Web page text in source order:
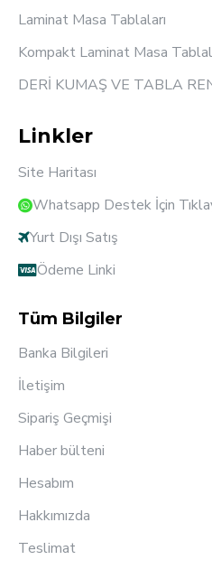
Laminat Masa Tablaları
Kompakt Laminat Masa
DERİ KUMAŞ VE TABLA
Linkler
Site Haritası
Whatsapp Destek İçin
Yurt Dışı Satış
Ödeme Linki
Tüm Bilgiler
Banka Bilgileri
İletişim
Sipariş Geçmişi
Haber bülteni
Hesabım
Hakkımızda
Teslimat